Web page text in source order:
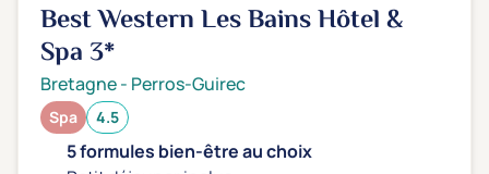
Best Western Les Bains Hôtel &
Spa 3*
Bretagne- Perros-Guirec
Spa 4.5
5 formules bien-être au choix